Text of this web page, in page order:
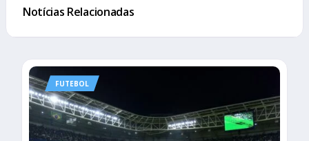
Notícias Relacionadas
FUTEBOL